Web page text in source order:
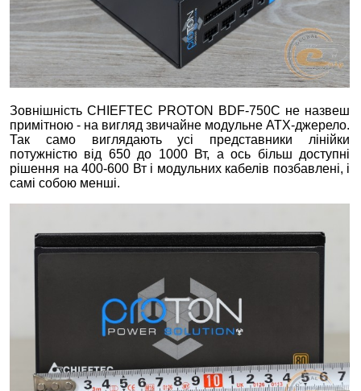
Зовнішність CHIEFTEC PROTON BDF-750C не назвеш
примітною - на вигляд звичайне модульне ATX-джерело.
Так само виглядають усі представники лінійки
потужністю від 650 до 1000 Вт, а ось більш доступні
рішення на 400-600 Вт і модульних кабелів позбавлені, і
самі собою менші.